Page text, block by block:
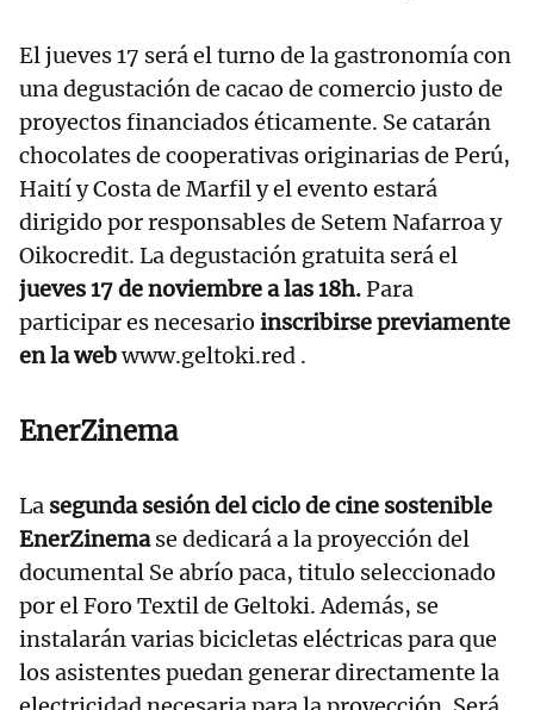
El jueves 17 será el turno de la gastronomía con
una degustación de cacao de comercio justo de
proyectos financiados éticamente. Se catarán
chocolates de cooperativas originarias de Perú,
Haití y Costa de Marfil y el evento estará
dirigido por responsables de Setem Nafarroa y
Oikocredit. La degustación gratuita será el
jueves 17 de noviembre a las 18h.Para
participar es necesario inscribirse previamente
en la webwww.geltoki.red .
EnerZinema
La segunda sesión del ciclo de cine sostenible
EnerZinemase dedicará a la proyección del
documental Se abrío paca, titulo seleccionado
por el Foro Textil de Geltoki. Además, se
instalarán varias bicicletas eléctricas para que
los asistentes puedan generar directamente la